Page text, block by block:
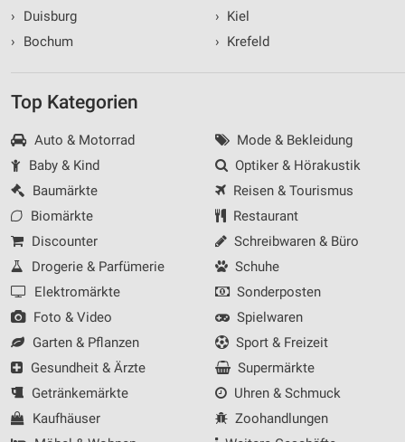
›
Duisburg
›
Bochum
› Kiel
› Krefeld
Top Kategorien
Auto & Motorrad
Baby & Kind
Baumärkte
Biomärkte
Discounter
Drogerie & Parfümerie
Elektromärkte
Foto & Video
Garten & Pflanzen
Gesundheit & Ärzte
Getränkemärkte
Kaufhäuser
Mode & Bekleidung
Optiker & Hörakustik
Reisen & Tourismus
Restaurant
Schreibwaren & Büro
Schuhe
Sonderposten
Spielwaren
Sport & Freizeit
Supermärkte
Uhren & Schmuck
Zoohandlungen